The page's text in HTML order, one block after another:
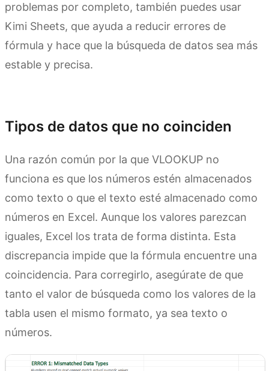
problemas por completo, también puedes usar
Kimi Sheets, que ayuda a reducir errores de
fórmula y hace que la búsqueda de datos sea más
estable y precisa.
Tipos de datos que no coinciden
Una razón común por la que VLOOKUP no
funciona es que los números estén almacenados
como texto o que el texto esté almacenado como
números en Excel. Aunque los valores parezcan
iguales, Excel los trata de forma distinta. Esta
discrepancia impide que la fórmula encuentre una
coincidencia. Para corregirlo, asegúrate de que
tanto el valor de búsqueda como los valores de la
tabla usen el mismo formato, ya sea texto o
números.